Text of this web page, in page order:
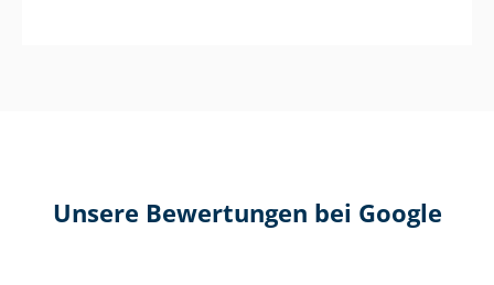
Unsere Bewertungen bei Google